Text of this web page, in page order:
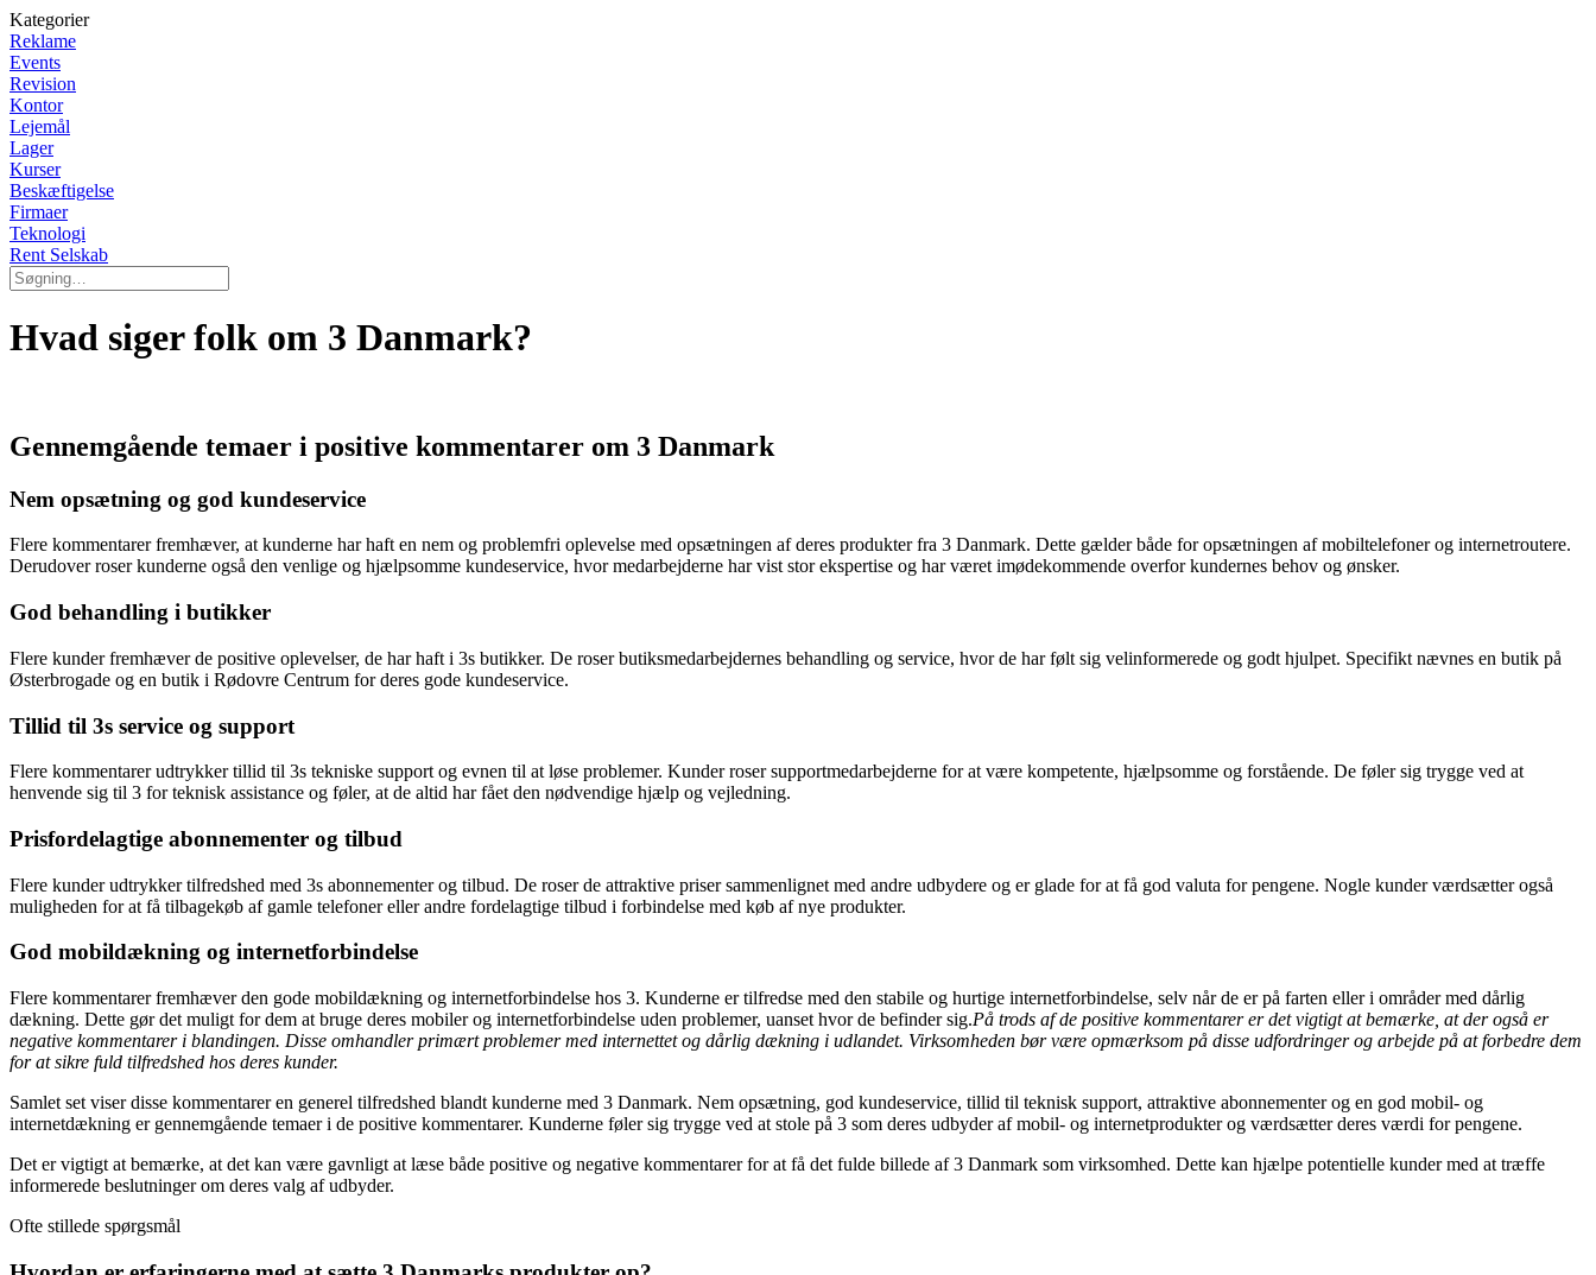
Kategorier
Reklame
Events
Revision
Kontor
Lejemål
Lager
Kurser
Beskæftigelse
Firmaer
Teknologi
Rent Selskab
Hvad siger folk om 3 Danmark?
Gennemgående temaer i positive kommentarer om 3 Danmark
Nem opsætning og god kundeservice
Flere kommentarer fremhæver, at kunderne har haft en nem og problemfri oplevelse med opsætningen af deres produkter fra 3 Danmark. Dette gælder både for opsætningen af mobiltelefoner og internetroutere.
Derudover roser kunderne også den venlige og hjælpsomme kundeservice, hvor medarbejderne har vist stor ekspertise og har været imødekommende overfor kundernes behov og ønsker.
God behandling i butikker
Flere kunder fremhæver de positive oplevelser, de har haft i 3s butikker. De roser butiksmedarbejdernes behandling og service, hvor de har følt sig velinformerede og godt hjulpet. Specifikt nævnes en butik på
Østerbrogade og en butik i Rødovre Centrum for deres gode kundeservice.
Tillid til 3s service og support
Flere kommentarer udtrykker tillid til 3s tekniske support og evnen til at løse problemer. Kunder roser supportmedarbejderne for at være kompetente, hjælpsomme og forstående. De føler sig trygge ved at
henvende sig til 3 for teknisk assistance og føler, at de altid har fået den nødvendige hjælp og vejledning.
Prisfordelagtige abonnementer og tilbud
Flere kunder udtrykker tilfredshed med 3s abonnementer og tilbud. De roser de attraktive priser sammenlignet med andre udbydere og er glade for at få god valuta for pengene. Nogle kunder værdsætter også
muligheden for at få tilbagekøb af gamle telefoner eller andre fordelagtige tilbud i forbindelse med køb af nye produkter.
God mobildækning og internetforbindelse
Flere kommentarer fremhæver den gode mobildækning og internetforbindelse hos 3. Kunderne er tilfredse med den stabile og hurtige internetforbindelse, selv når de er på farten eller i områder med dårlig
dækning. Dette gør det muligt for dem at bruge deres mobiler og internetforbindelse uden problemer, uanset hvor de befinder sig.På trods af de positive kommentarer er det vigtigt at bemærke, at der også er
negative kommentarer i blandingen. Disse omhandler primært problemer med internettet og dårlig dækning i udlandet. Virksomheden bør være opmærksom på disse udfordringer og arbejde på at forbedre dem
for at sikre fuld tilfredshed hos deres kunder.
Samlet set viser disse kommentarer en generel tilfredshed blandt kunderne med 3 Danmark. Nem opsætning, god kundeservice, tillid til teknisk support, attraktive abonnementer og en god mobil- og
internetdækning er gennemgående temaer i de positive kommentarer. Kunderne føler sig trygge ved at stole på 3 som deres udbyder af mobil- og internetprodukter og værdsætter deres værdi for pengene.
Det er vigtigt at bemærke, at det kan være gavnligt at læse både positive og negative kommentarer for at få det fulde billede af 3 Danmark som virksomhed. Dette kan hjælpe potentielle kunder med at træffe
informerede beslutninger om deres valg af udbyder.
Ofte stillede spørgsmål